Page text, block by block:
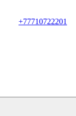
+77710722201